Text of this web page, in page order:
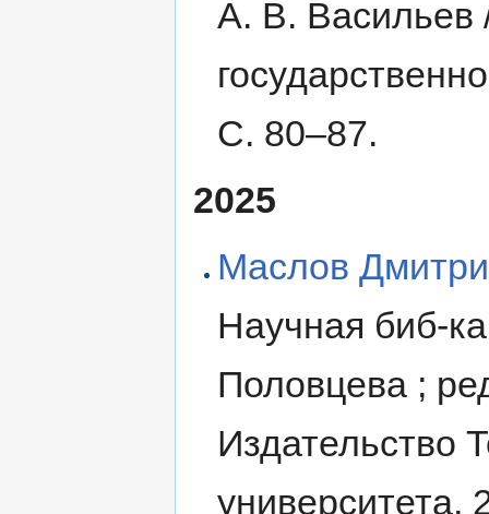
А. В. Васильев
С. 80‒87.
2025
Маслов
Научная биб-
Половцева ;
Издательство
университета,